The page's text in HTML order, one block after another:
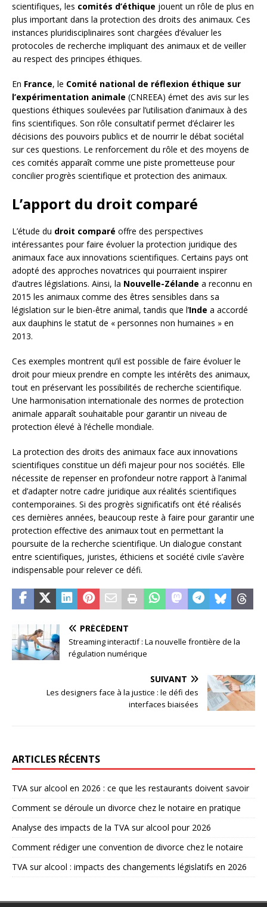
scientifiques, les comités d’éthique jouent un rôle de plus en
plus important dans la protection des droits des animaux. Ces
instances pluridisciplinaires sont chargées d’évaluer les
protocoles de recherche impliquant des animaux et de veiller
au respect des principes éthiques.
En France, le Comité national de réflexion éthique sur
l’expérimentation animale (CNREEA) émet des avis sur les
questions éthiques soulevées par l’utilisation d’animaux à des
fins scientifiques. Son rôle consultatif permet d’éclairer les
décisions des pouvoirs publics et de nourrir le débat sociétal
sur ces questions. Le renforcement du rôle et des moyens de
ces comités apparaît comme une piste prometteuse pour
concilier progrès scientifique et protection des animaux.
L’apport du droit comparé
L’étude du droit comparé offre des perspectives
intéressantes pour faire évoluer la protection juridique des
animaux face aux innovations scientifiques. Certains pays ont
adopté des approches novatrices qui pourraient inspirer
d’autres législations. Ainsi, la Nouvelle-Zélande a reconnu en
2015 les animaux comme des êtres sensibles dans sa
législation sur le bien-être animal, tandis que l’Inde a accordé
aux dauphins le statut de « personnes non humaines » en
2013.
Ces exemples montrent qu’il est possible de faire évoluer le
droit pour mieux prendre en compte les intérêts des animaux,
tout en préservant les possibilités de recherche scientifique.
Une harmonisation internationale des normes de protection
animale apparaît souhaitable pour garantir un niveau de
protection élevé à l’échelle mondiale.
La protection des droits des animaux face aux innovations
scientifiques constitue un défi majeur pour nos sociétés. Elle
nécessite de repenser en profondeur notre rapport à l’animal
et d’adapter notre cadre juridique aux réalités scientifiques
contemporaines. Si des progrès significatifs ont été réalisés
ces dernières années, beaucoup reste à faire pour garantir une
protection effective des animaux tout en permettant la
poursuite de la recherche scientifique. Un dialogue constant
entre scientifiques, juristes, éthiciens et société civile s’avère
indispensable pour relever ce défi.
PRÉCÉDENT
Streaming interactif : La nouvelle frontière de la
régulation numérique
SUIVANT
Les designers face à la justice : le défi des
interfaces biaisées
ARTICLES RÉCENTS
TVA sur alcool en 2026 : ce que les restaurants doivent savoir
Comment se déroule un divorce chez le notaire en pratique
Analyse des impacts de la TVA sur alcool pour 2026
Comment rédiger une convention de divorce chez le notaire
TVA sur alcool : impacts des changements législatifs en 2026